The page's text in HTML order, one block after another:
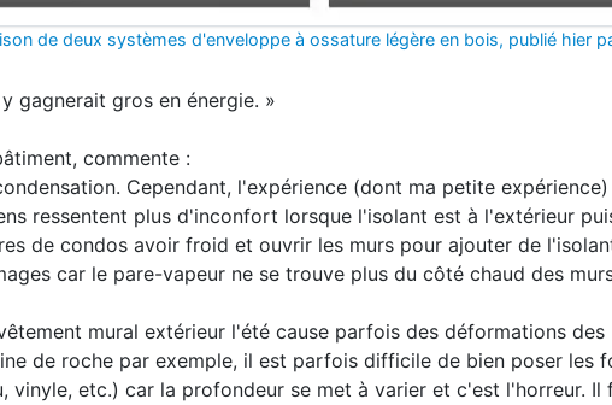
de deux systèmes d'enveloppe à ossature légère en bois, publié hier
gagnerait gros en énergie. »
commente :
Cependant, l'expérience (dont ma petite
ressentent plus d'inconfort lorsque l'isolant est à l'extérieur
de condos avoir froid et ouvrir les murs pour ajouter de
car le pare-vapeur ne se trouve plus du côté chaud des
mural extérieur l'été cause parfois des déformations des
de roche par exemple, il est parfois difficile de bien poser les
vinyle, etc.) car la profondeur se met à varier et c'est l'horreur. Il